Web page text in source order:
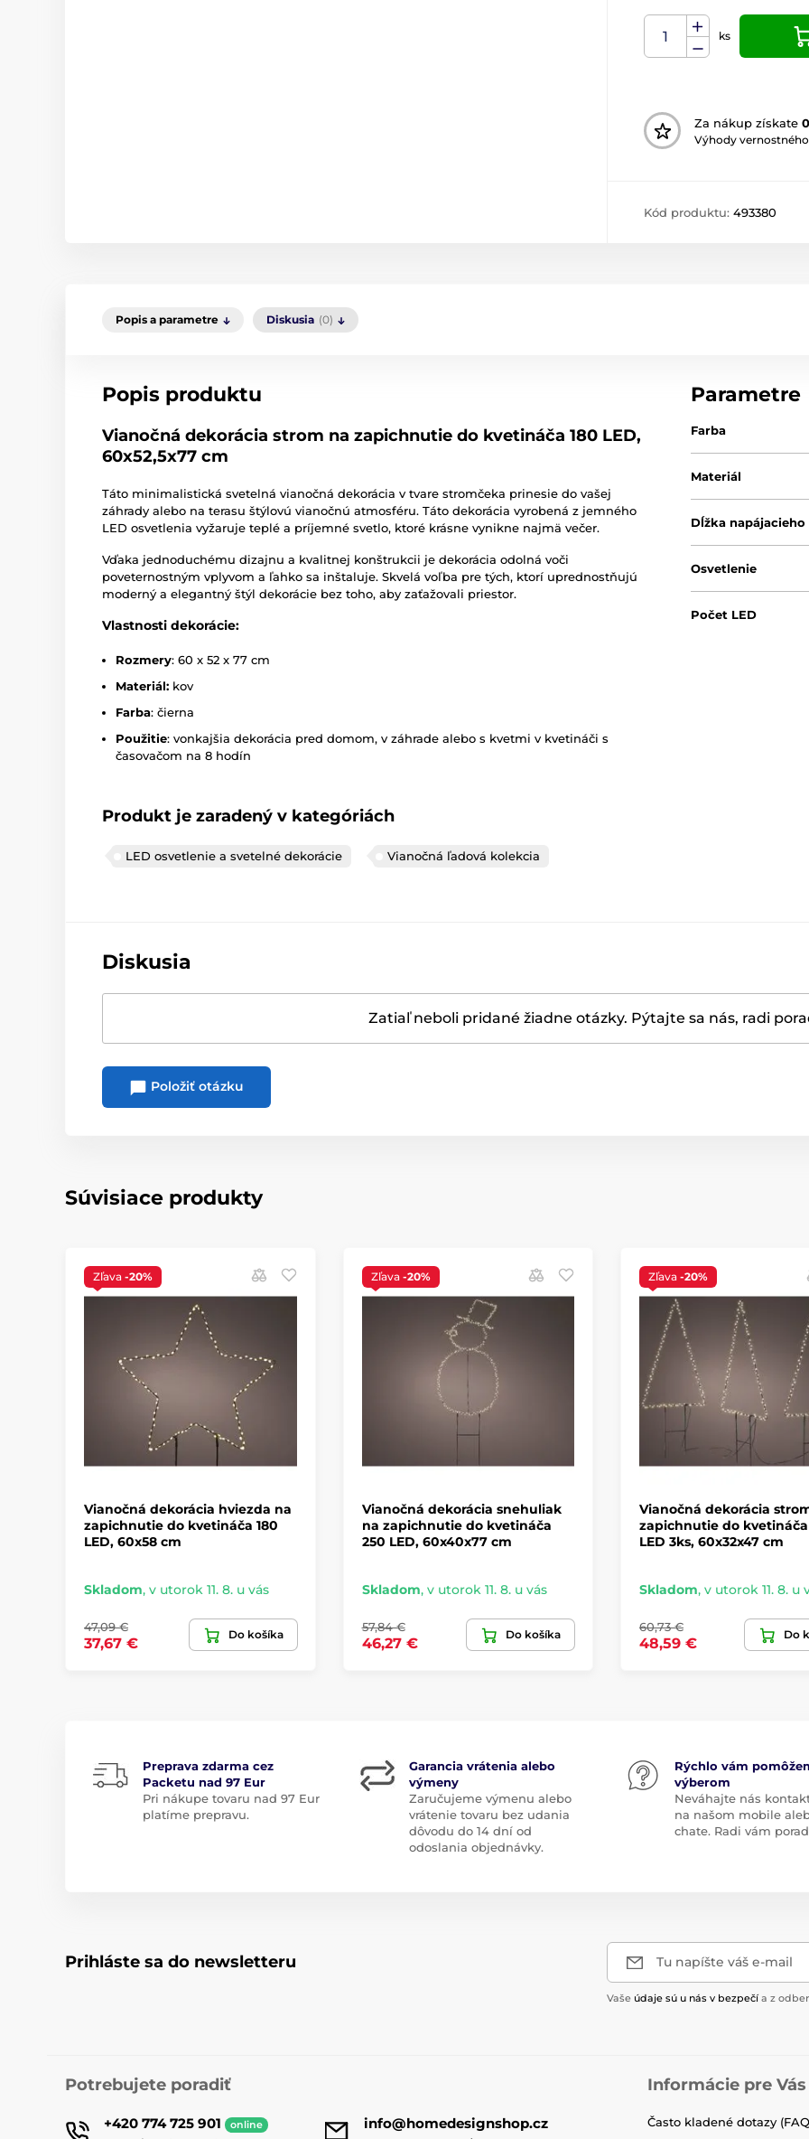
ks
Za nákup získate
Výhody
Kód produktu: 493380
Popis a parametre Diskusia (0)
Popis produktu
Vianočná dekorácia strom na zapichnutie do kvetináča 180 LED,
60x52,5x77 cm
Táto minimalistická svetelná vianočná dekorácia v tvare stromčeka prinesie do vašej
záhrady alebo na terasu štýlovú vianočnú atmosféru. Táto dekorácia vyrobená z jemného
LED osvetlenia vyžaruje teplé a príjemné svetlo, ktoré krásne vynikne najmä večer.
Vďaka jednoduchému dizajnu a kvalitnej konštrukcii je dekorácia odolná voči
poveternostným vplyvom a ľahko sa inštaluje. Skvelá voľba pre tých, ktorí uprednostňujú
moderný a elegantný štýl dekorácie bez toho, aby zaťažovali priestor.
Vlastnosti dekorácie:
Rozmery: 60 x 52 x 77 cm
Materiál: kov
Farba: čierna
Použitie: vonkajšia dekorácia pred domom, v záhrade alebo s kvetmi v kvetináči s
časovačom na 8 hodín
Produkt je zaradený v kategóriách
LED osvetlenie a svetelné dekorácie Vianočná ľadová kolekcia
Parametre
Farba
Materiál
Dĺžka napájacieho
Osvetlenie
Počet LED
Diskusia
Zatiaľ neboli pridané žiadne otázky. Pýtajte sa nás, radi
Položiť otázku
Súvisiace produkty
Zľava -20%
Vianočná dekorácia hviezda na
zapichnutie do kvetináča 180
LED, 60x58 cm
Skladom, v utorok 11. 8. u vás
47,09 €
37,67 €
Do košíka
Zľava -20%
Vianočná dekorácia snehuliak
na zapichnutie do kvetináča
250 LED, 60x40x77 cm
Skladom, v utorok 11. 8. u vás
57,84 €
46,27 €
Do košíka
Zľava -20%
Vianočná dekorácia
zapichnutie do kvetináča
LED 3ks, 60x32x47 cm
Skladom, v utorok 11. 8. u
60,73 €
48,59 €
Do
Preprava zdarma cez
Packetu nad 97 Eur
Pri nákupe tovaru nad 97 Eur
platíme prepravu.
Garancia vrátenia alebo
výmeny
Zaručujeme výmenu alebo
vrátenie tovaru bez udania
dôvodu do 14 dní od
odoslania objednávky.
Rýchlo vám
výberom
Neváhajte nás
na našom mobile
chate. Radi vám
Prihláste sa do newsletteru Tu napíšte váš e-mail
Vaše údaje sú u nás v bezpečí a z
Potrebujete poradiť
+420 774 725 901 online info@homedesignshop.cz
Informácie pre Vás
Často kladené dotazy